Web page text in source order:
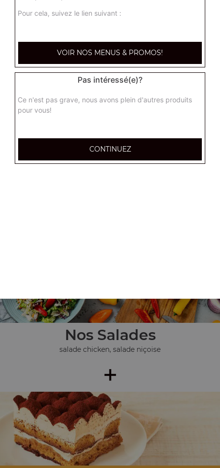
tarte flambée normal, tarte flambée forestière, tarte
flambée gratinée, ...
+
Nos Salades
salade chicken, salade niçoise
+
Pour cela, suivez le lien suivant :
VOIR NOS MENUS & PROMOS!
Pas intéressé(e)?
Ce n'est pas grave, nous avons plein d'autres produits
pour vous!
CONTINUEZ